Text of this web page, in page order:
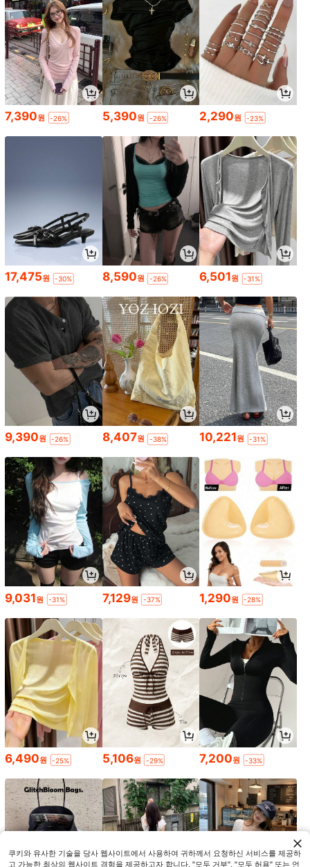
7,390원 -26% 5,390원 -26% 2,290원 -23%
17,475원 -30% 8,590원 -26% 6,501원 -31%
9,390원 -26% 8,407원 -38% 10,221원 -31%
9,031원 -31% 7,129원 -37% 1,290원 -28%
6,490원 -25% 5,106원 -29% 7,200원 -33%
쿠키와 유사한 기술을 당사 웹사이트에서 사용하여 귀하께서 요청하신 서비스를 제공하
고 가능한 최상의 웹사이트 경험을 제공하고자 합니다. "모두 거부", "모두 허용" 또는 언